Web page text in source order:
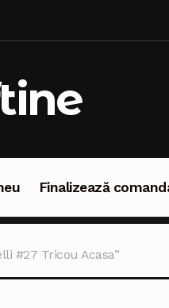
Finalizează
#27 Tricou Acasa”